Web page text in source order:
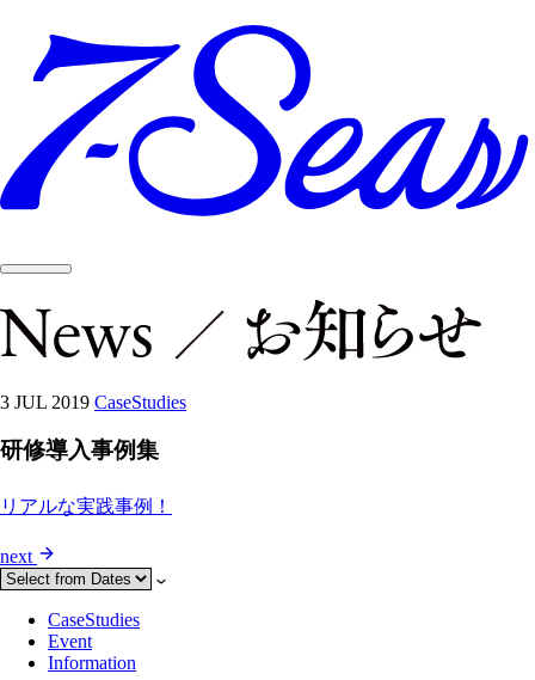
3 JUL 2019 CaseStudies
研修導入事例集
リアルな実践事例！
next
CaseStudies
Event
Information